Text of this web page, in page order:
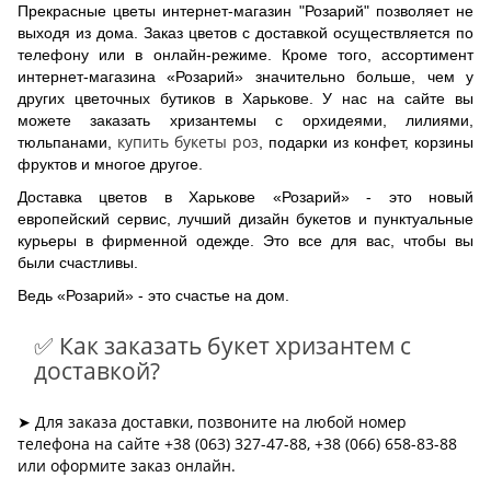
Прекрасные цветы интернет-магазин "Розарий" позволяет не
выходя из дома. Заказ цветов с доставкой осуществляется по
телефону или в онлайн-режиме. Кроме того, ассортимент
интернет-магазина «Розарий» значительно больше, чем у
других цветочных бутиков в Харькове. У нас на сайте вы
можете заказать хризантемы с орхидеями, лилиями,
тюльпанами, купить букеты роз , подарки из конфет, корзины
фруктов и многое другое.
Доставка цветов в Харькове «Розарий» - это новый
европейский сервис, лучший дизайн букетов и пунктуальные
курьеры в фирменной одежде. Это все для вас, чтобы вы
были счастливы.
Ведь «Розарий» - это счастье на дом.
✅ Как заказать букет хризантем с
доставкой?
➤ Для заказа доставки, позвоните на любой номер
телефона на сайте +38 (063) 327-47-88, +38 (066) 658-83-88
или оформите заказ онлайн.